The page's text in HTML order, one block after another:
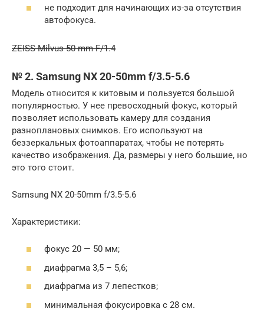
не подходит для начинающих из-за отсутствия
автофокуса.
ZEISS Milvus 50 mm F/1.4
№ 2. Samsung NX 20-50mm f/3.5-5.6
Модель относится к китовым и пользуется большой
популярностью. У нее превосходный фокус, который
позволяет использовать камеру для создания
разноплановых снимков. Его используют на
беззеркальных фотоаппаратах, чтобы не потерять
качество изображения. Да, размеры у него большие, но
это того стоит.
Samsung NX 20-50mm f/3.5-5.6
Характеристики:
фокус 20 — 50 мм;
диафрагма 3,5 – 5,6;
диафрагма из 7 лепестков;
минимальная фокусировка с 28 см.